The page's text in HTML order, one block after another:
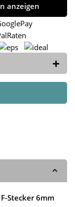
anzeigen
Stecker 6mm